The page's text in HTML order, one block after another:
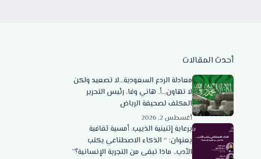
أحدث المقالات
معادلة الردع السعودية…لا تصعيد ولكن
لا تهاون…أ. هاني وفا، رئيس التحرير
المكلف لصحيفة الرياض
أغسطس 2, 2026
برعاية إثنينية الذييب، أمسية ثقافية
بعنوان: “ الذكاء الاصطناعي يكتب
الأدب.. ماذا تبقى من التجربة الإنسانية؟”